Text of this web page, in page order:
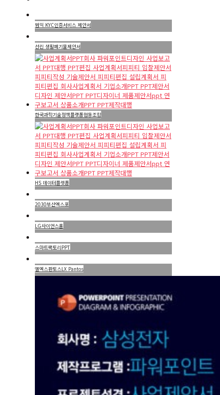
범익 KYC인증서비스 제안서
선린 생활폐기물제안서
한국과학기술정책플랫폼협동조합
HS 데이터플렛폼
2030부산엑스포
LG사이언스홀
스마트팩토리PPT
엘엑스판토스LX Pantos